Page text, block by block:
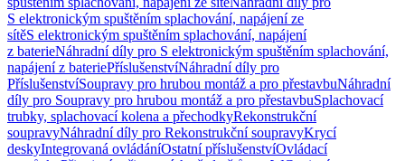
S elektronickým spuštěním splachování, napájení ze
sítěS elektronickým spuštěním splachování, napájení
z baterieNáhradní díly pro S elektronickým spuštěním splachování,
napájení z bateriePříslušenstvíNáhradní díly pro
PříslušenstvíSoupravy pro hrubou montáž a pro přestavbuNáhradní
díly pro Soupravy pro hrubou montáž a pro přestavbuSplachovací
trubky, splachovací kolena a přechodkyRekonstrukční
soupravyNáhradní díly pro Rekonstrukční soupravyKrycí
deskyIntegrovaná ovládáníOstatní příslušenstvíOvládací